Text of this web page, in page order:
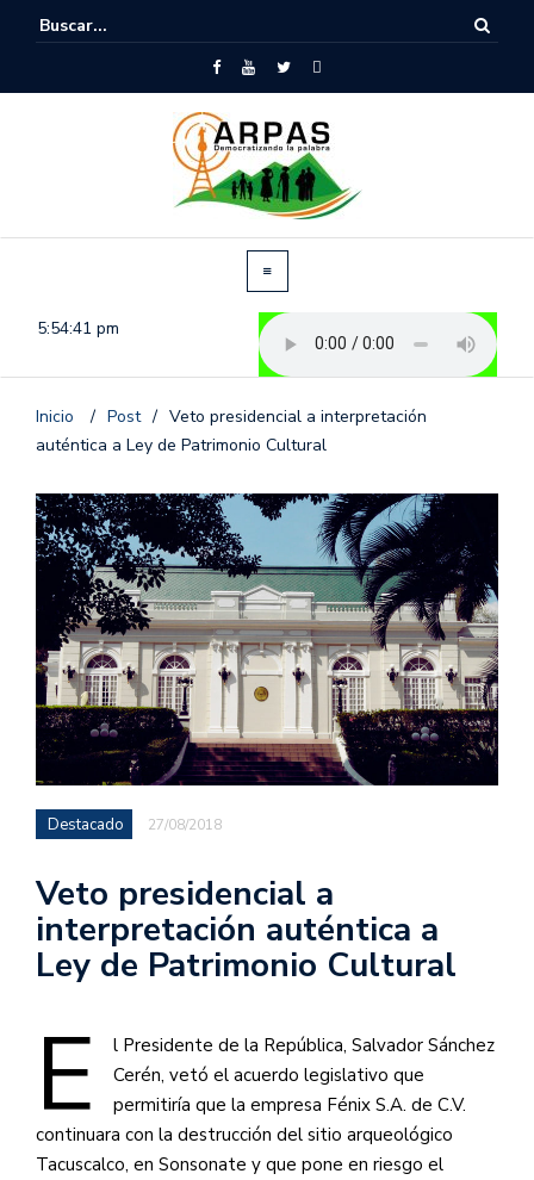
5:54:41 pm
Inicio / Post / Veto presidencial a interpretación
auténtica a Ley de Patrimonio Cultural
Destacado 27/08/2018
Veto presidencial a
interpretación auténtica a
Ley de Patrimonio Cultural
E
l Presidente de la República, Salvador Sánchez
Cerén, vetó el acuerdo legislativo que
permitiría que la empresa Fénix S.A. de C.V.
continuara con la destrucción del sitio arqueológico
Tacuscalco, en Sonsonate y que pone en riesgo el